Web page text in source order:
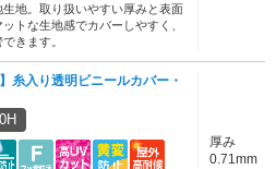
生地。取り扱いやすい厚みと表面
トな生地感でカバーしやすく、
きます。
糸入り透明ビニールカバー・
厚み
0.71mm